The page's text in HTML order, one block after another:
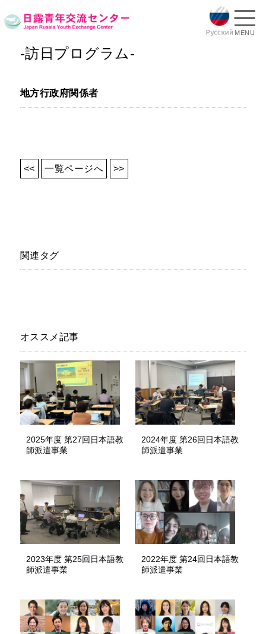
MENU
-訪日プログラム-
地方行政府関係者
<< 一覧ページへ >>
関連タグ
オススメ記事
2025年度 第27回日本語教
師派遣事業
2024年度 第26回日本語教
師派遣事業
2023年度 第25回日本語教
師派遣事業
2022年度 第24回日本語教
師派遣事業